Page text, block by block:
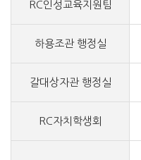
RC인성교육지원팀
하용조관 행정실
갈대상자관 행정실
RC자치학생회